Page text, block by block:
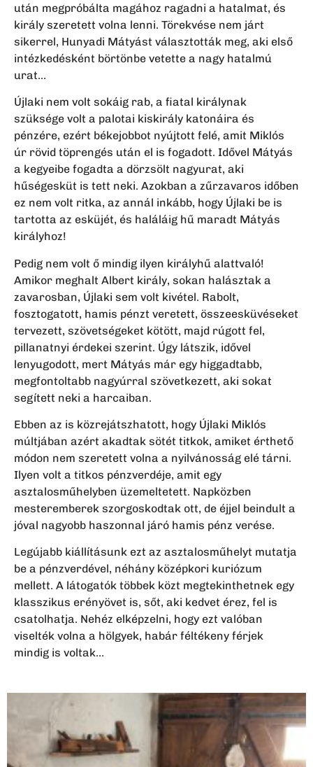
után megpróbálta magához ragadni a hatalmat, és
király szeretett volna lenni. Törekvése nem járt
sikerrel, Hunyadi Mátyást választották meg, aki első
intézkedésként börtönbe vetette a nagy hatalmú
urat…
Újlaki nem volt sokáig rab, a fiatal királynak
szüksége volt a palotai kiskirály katonáira és
pénzére, ezért békejobbot nyújtott felé, amit Miklós
úr rövid töprengés után el is fogadott. Idővel Mátyás
a kegyeibe fogadta a dörzsölt nagyurat, aki
hűségesküt is tett neki. Azokban a zűrzavaros időben
ez nem volt ritka, az annál inkább, hogy Újlaki be is
tartotta az esküjét, és haláláig hű maradt Mátyás
királyhoz!
Pedig nem volt ő mindig ilyen királyhű alattvaló!
Amikor meghalt Albert király, sokan halásztak a
zavarosban, Újlaki sem volt kivétel. Rabolt,
fosztogatott, hamis pénzt veretett, összeesküvéseket
tervezett, szövetségeket kötött, majd rúgott fel,
pillanatnyi érdekei szerint. Úgy látszik, idővel
lenyugodott, mert Mátyás már egy higgadtabb,
megfontoltabb nagyúrral szövetkezett, aki sokat
segített neki a harcaiban.
Ebben az is közrejátszhatott, hogy Újlaki Miklós
múltjában azért akadtak sötét titkok, amiket érthető
módon nem szeretett volna a nyilvánosság elé tárni.
Ilyen volt a titkos pénzverdéje, amit egy
asztalosműhelyben üzemeltetett. Napközben
mesteremberek szorgoskodtak ott, de éjjel beindult a
jóval nagyobb haszonnal járó hamis pénz verése.
Legújabb kiállításunk ezt az asztalosműhelyt mutatja
be a pénzverdével, néhány középkori kuriózum
mellett. A látogatók többek közt megtekinthetnek egy
klasszikus erényövet is, sőt, aki kedvet érez, fel is
csatolhatja. Nehéz elképzelni, hogy ezt valóban
viselték volna a hölgyek, habár féltékeny férjek
mindig is voltak…